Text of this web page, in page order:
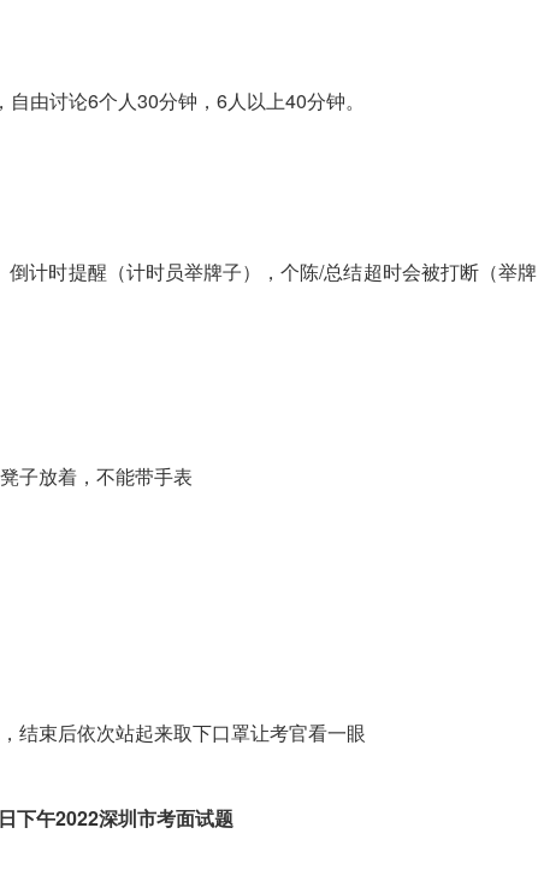
讨论6个人30分钟，6人以上40分钟。
计时提醒（计时员举牌子），个陈/总结超时会被打断（举牌
子放着，不能带手表
束后依次站起来取下口罩让考官看一眼
午2022深圳市考面试题